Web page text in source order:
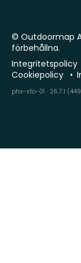
© Outdoormap
förbehållna.
Integritetspolicy
Cookiepolicy
phx-sto-01 · 26.7.1